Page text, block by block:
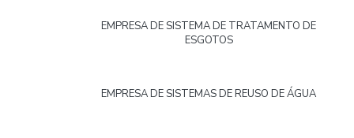
EMPRESA DE SISTEMA DE TRATAMENTO DE
ESGOTOS
EMPRESA DE SISTEMAS DE REUSO DE ÁGUA